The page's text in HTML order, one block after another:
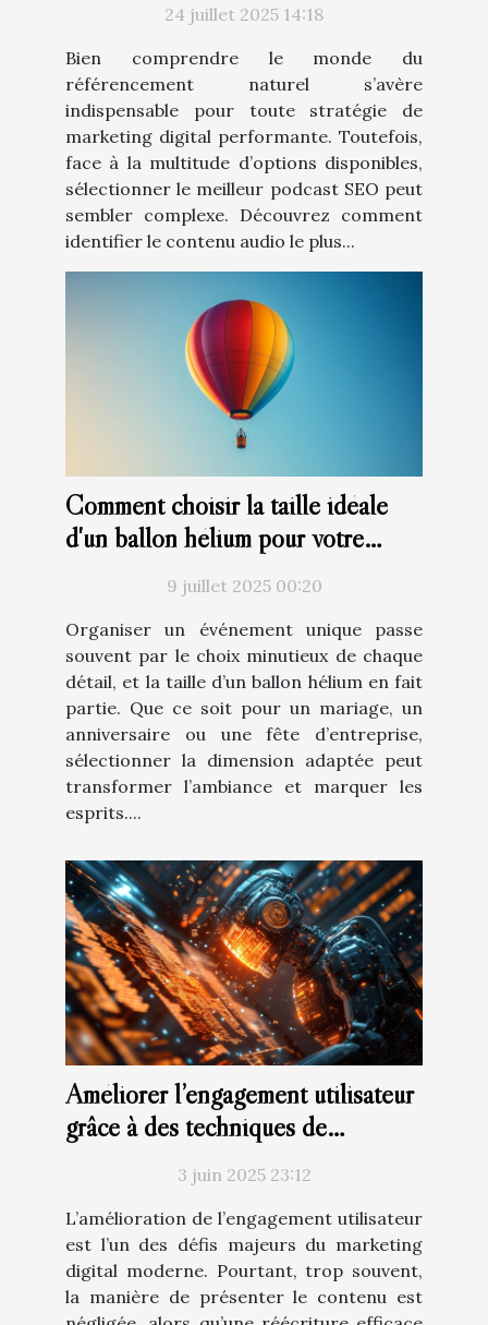
24 juillet 2025 14:18
Bien comprendre le monde du
référencement naturel s’avère
indispensable pour toute stratégie de
marketing digital performante. Toutefois,
face à la multitude d’options disponibles,
sélectionner le meilleur podcast SEO peut
sembler complexe. Découvrez comment
identifier le contenu audio le plus...
Comment choisir la taille idéale
d'un ballon hélium pour votre
événement ?9 juillet 2025 00:20
Organiser un événement unique passe
souvent par le choix minutieux de chaque
détail, et la taille d’un ballon hélium en fait
partie. Que ce soit pour un mariage, un
anniversaire ou une fête d’entreprise,
sélectionner la dimension adaptée peut
transformer l’ambiance et marquer les
esprits....
Améliorer l’engagement utilisateur
grâce à des techniques de
réécriture efficaces
3 juin 2025 23:12
L’amélioration de l’engagement utilisateur
est l’un des défis majeurs du marketing
digital moderne. Pourtant, trop souvent,
la manière de présenter le contenu est